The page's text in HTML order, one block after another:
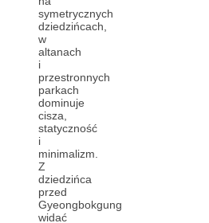
symetrycznych
dziedzińcach,
w
altanach
i
przestronnych
parkach
dominuje
cisza,
statyczność
i
minimalizm.
Z
dziedzińca
przed
Gyeongbokgung
widać